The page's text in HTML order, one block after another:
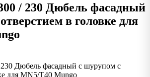
/ 230 Дюбель фасадный
в головке для